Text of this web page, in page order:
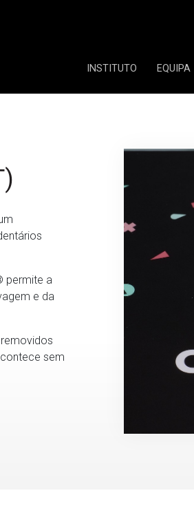
INSTITUTO EQUIPA
permite a
e da
sem